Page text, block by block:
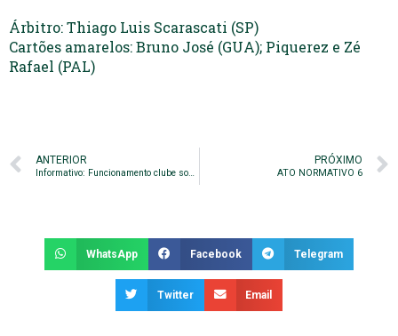
Árbitro: Thiago Luis Scarascati (SP)
Cartões amarelos: Bruno José (GUA); Piquerez e Zé
Rafael (PAL)
ANTERIOR
Informativo: Funcionamento clube social e estacionamento
PRÓXIMO
ATO NORMATIVO 6
WhatsApp Facebook Telegram
Twitter Email